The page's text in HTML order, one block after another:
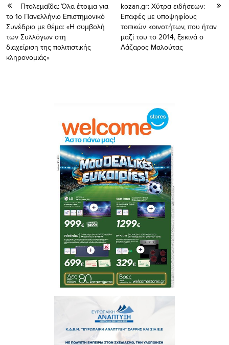
Πτολεμαΐδα: Όλα έτοιμα για
το 1ο Πανελλήνιο Επιστημονικό
Συνέδριο με θέμα: «Η συμβολή
των Συλλόγων στη
διαχείριση της πολιτιστικής
κληρονομιάς»
kozan.gr: Χύτρα ειδήσεων:
Επαφές με υποψηφίους
τοπικών κοινοτήτων, που ήταν
μαζί του το 2014, ξεκινά ο
Λάζαρος Μαλούτας